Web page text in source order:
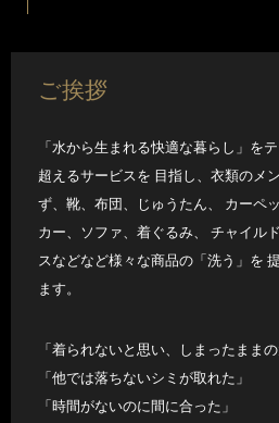
ご挨拶
「水から生まれる快適な暮らし」を
超えるサービスを 目指し、衣類のメ
ず、靴、布団、じゅうたん、 カーペ
カー、ソファ、着ぐるみ、 チャイル
スなどなど様々な商品の「洗う」を
ます。
「着られないと思い、しまったまま
「他では落ちないシミが取れた」
「時間がないのに間に合った」